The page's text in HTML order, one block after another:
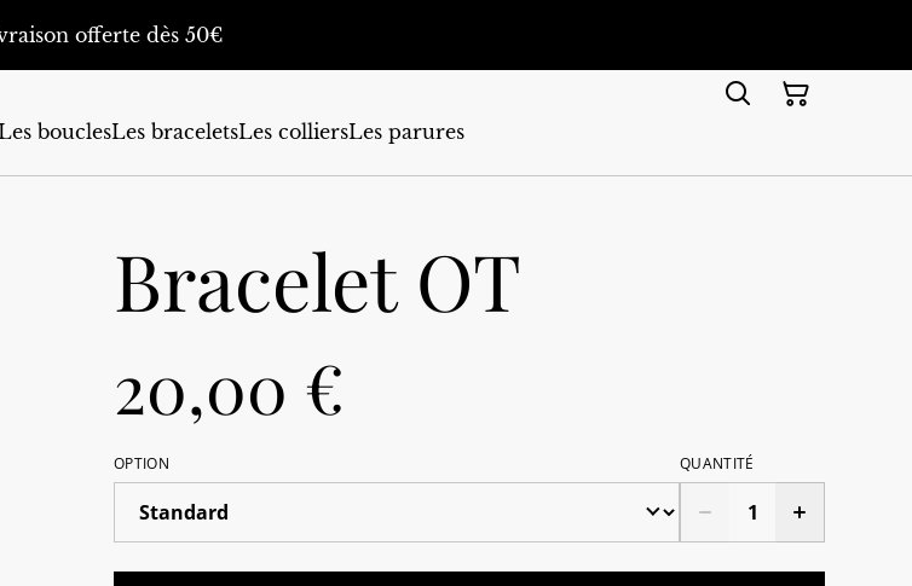
offerte dès 50€
bouclesLes braceletsLes colliersLes parures
Bracelet OT
20,00 €
OPTION QUANTITÉ